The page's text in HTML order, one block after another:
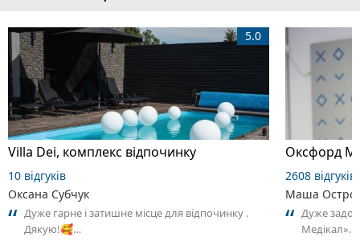
Villa Dei, комплекс відпочинку
5.0
10 відгуків
Оксана Субчук
Дуже гарне і затишне місце для відпочинку .
Дякую!🥰…
Оксфорд
2608 відгуків
Маша
Дуже
Медікал».